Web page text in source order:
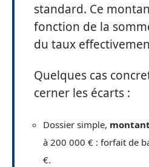
standard. Ce
fonction de la
du taux
Quelques cas
cerner les écarts :
Dossier simple,
à 200 000 € : forfait de
€.